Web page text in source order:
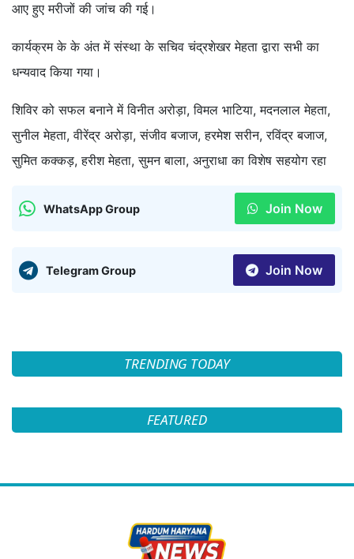
आए हुए मरीजों की जांच की गई।
कार्यक्रम के के अंत में संस्था के सचिव चंद्रशेखर मेहता द्वारा सभी का
धन्यवाद किया गया।
शिविर को सफल बनाने में विनीत अरोड़ा, विमल भाटिया, मदनलाल मेहता,
सुनील मेहता, वीरेंद्र अरोड़ा, संजीव बजाज, हरमेश सरीन, रविंद्र बजाज,
सुमित कक्कड़, हरीश मेहता, सुमन बाला, अनुराधा का विशेष सहयोग रहा
WhatsApp Group Join Now
Telegram Group Join Now
TRENDING TODAY
FEATURED